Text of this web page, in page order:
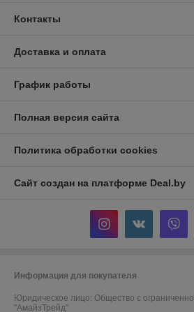
Контакты
Доставка и оплата
График работы
Полная версия сайта
Политика обработки cookies
Сайт создан на платформе Deal.by
Информация для покупателя
Юридическое лицо: Общество с
"АмайзТрейд"